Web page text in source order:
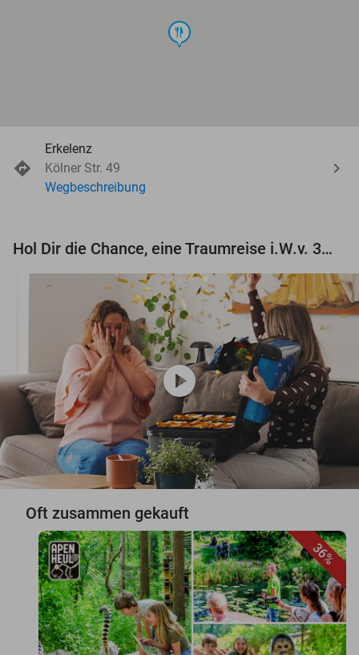
food
Erkelenz
Kölner Str. 49
Wegbeschreibung
Hol Dir die Chance, eine Traumreise i.W.v. 3.000 € zu gewinnen!
play_circle
Oft zusammen gekauft
36%